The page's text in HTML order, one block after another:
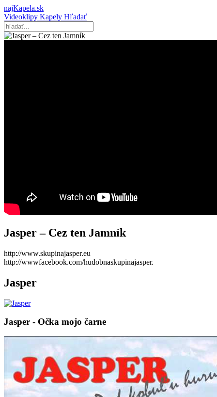
najKapela.sk
Videoklipy Kapely Hľadať
Jasper – Cez ten Jamník
http://www.skupinajasper.eu
http://wwwfacebook.com/hudobnaskupinajasper.
Jasper
Jasper - Očka mojo čarne